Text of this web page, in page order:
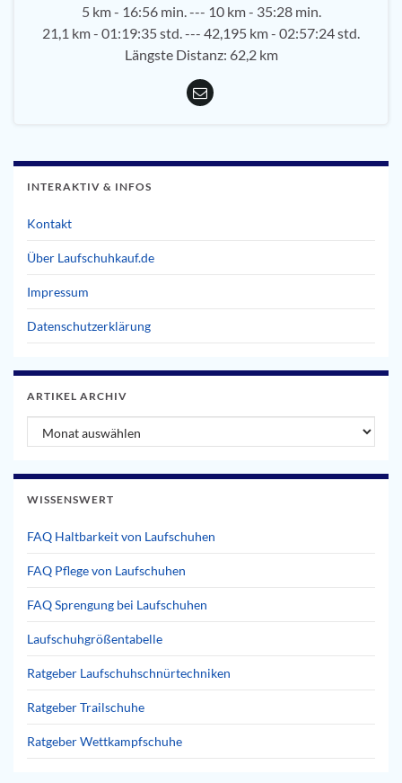
5 km - 16:56 min. --- 10 km - 35:28 min.
21,1 km - 01:19:35 std. --- 42,195 km - 02:57:24 std.
Längste Distanz: 62,2 km
INTERAKTIV & INFOS
Kontakt
Über Laufschuhkauf.de
Impressum
Datenschutzerklärung
ARTIKEL ARCHIV
Artikel Archiv
WISSENSWERT
FAQ Haltbarkeit von Laufschuhen
FAQ Pflege von Laufschuhen
FAQ Sprengung bei Laufschuhen
Laufschuhgrößentabelle
Ratgeber Laufschuhschnürtechniken
Ratgeber Trailschuhe
Ratgeber Wettkampfschuhe